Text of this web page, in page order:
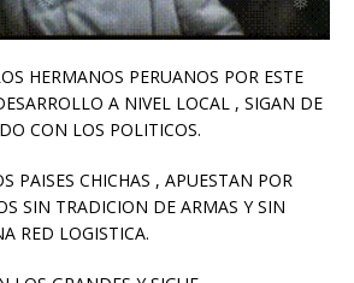
HERMANOS PERUANOS POR ESTE
A NIVEL LOCAL , SIGAN DE
CON LOS POLITICOS.
PAISES CHICHAS , APUESTAN POR
SIN TRADICION DE ARMAS Y SIN
RED LOGISTICA.